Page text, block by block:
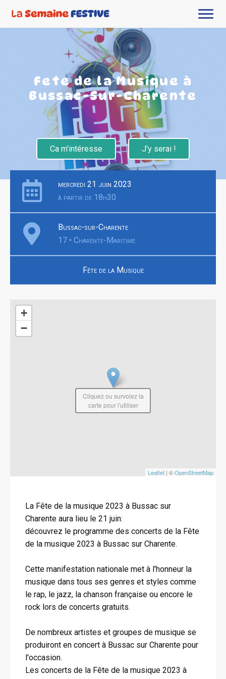
Fete de la Musique à
Bussac-Sur-Charente
Ca m'intéresse J'y serai !
mercredi 21 juin 2023
à partir de 18h30
Bussac-sur-Charente
17 • Charente-Maritime
Fête de la Musique
+
−
Leaflet | ©OpenStreetMap
Cliquez ou survolez la
carte pour l'utiliser
La Fête de la musique 2023 à Bussac sur
Charente aura lieu le 21 juin:
découvrez le programme des concerts de la Fête
de la musique 2023 à Bussac sur Charente.
Cette manifestation nationale met à l'honneur la
musique dans tous ses genres et styles comme
le rap, le jazz, la chanson française ou encore le
rock lors de concerts gratuits.
De nombreux artistes et groupes de musique se
produiront en concert à Bussac sur Charente pour
l'occasion.
Les concerts de la Fête de la musique 2023 à